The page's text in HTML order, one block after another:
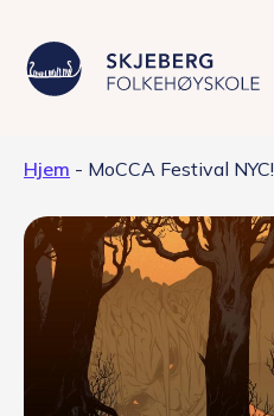
Livet på skolen
Skolen
Kontakt
Hjem - MoCCA Festival NYC!